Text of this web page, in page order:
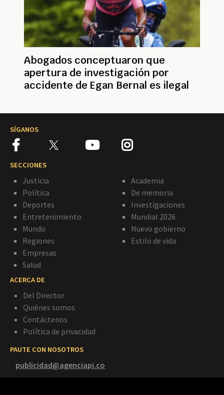
Abogados conceptuaron que
apertura de investigación por
accidente de Egan Bernal es ilegal
SÍGANOS
SECCIONES
Justicia
Política
Deportes
Entretenimiento
Mundo
Regiones
Empresas
Salud
Academia
De memoria
Investigaciones
Mundial 2026
Nuevo gobierno
Estilo de vida
ACERCA DE
Del Director
Quiénes somos
Contáctenos
Política de privacidad
PAUTE CON NOSOTROS
publicidad@agenciapi.co